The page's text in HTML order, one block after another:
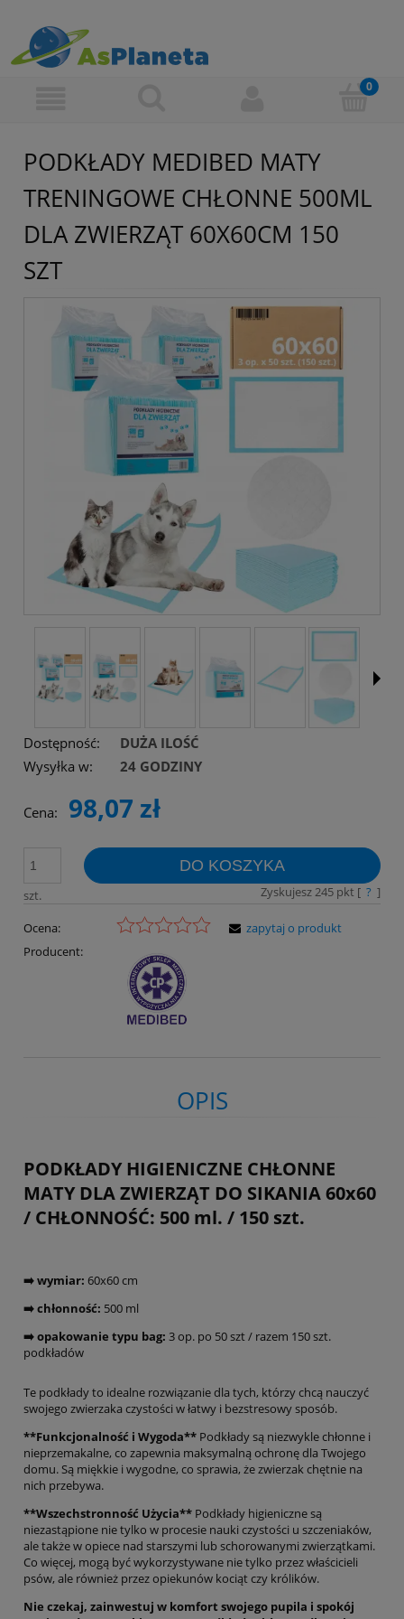
PODKŁADY MEDIBED MATY
TRENINGOWE CHŁONNE 500ML
DLA ZWIERZĄT 60X60CM 150
SZT
Dostępność:
DUŻA ILOŚĆ
Wysyłka w:
24 GODZINY
Cena: 98,07 zł
szt.
DO KOSZYKA
Zyskujesz245pkt [ ? ]
Ocena:
Producent:
zapytaj o produkt
OPIS
PODKŁADY HIGIENICZNE CHŁONNE
MATY DLA ZWIERZĄT DO SIKANIA 60x60
/ CHŁONNOŚĆ: 500 ml. / 150 szt.
➡️ wymiar: 60x60 cm
➡️ chłonność: 500 ml
➡️ opakowanie typu bag: 3 op. po 50 szt / razem 150 szt.
podkładów
Te podkłady to idealne rozwiązanie dla tych, którzy chcą nauczyć
swojego zwierzaka czystości w łatwy i bezstresowy sposób.
**Funkcjonalność i Wygoda** Podkłady są niezwykle chłonne i
nieprzemakalne, co zapewnia maksymalną ochronę dla Twojego
domu. Są miękkie i wygodne, co sprawia, że zwierzak chętnie na
nich przebywa.
**Wszechstronność Użycia** Podkłady higieniczne są
niezastąpione nie tylko w procesie nauki czystości u szczeniaków,
ale także w opiece nad starszymi lub schorowanymi zwierzątkami.
Co więcej, mogą być wykorzystywane nie tylko przez właścicieli
psów, ale również przez opiekunów kociąt czy królików.
Nie czekaj, zainwestuj w komfort swojego pupila i spokój